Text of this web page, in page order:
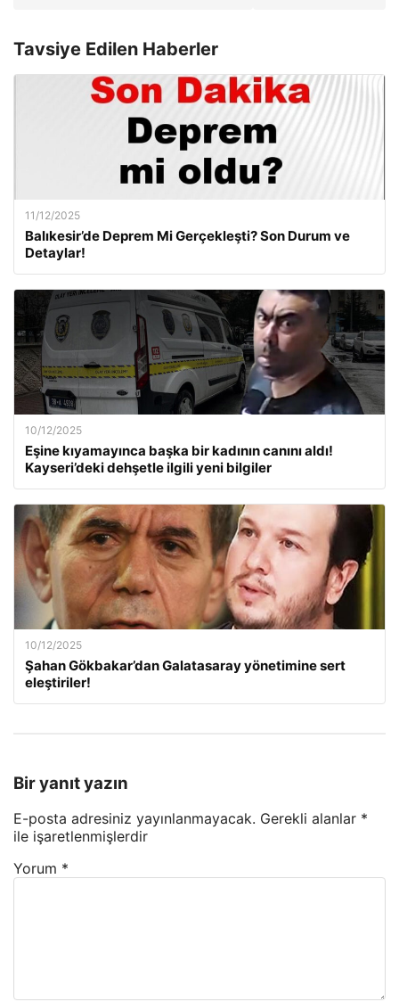
Tavsiye Edilen Haberler
11/12/2025
Balıkesir’de Deprem Mi Gerçekleşti? Son Durum ve
Detaylar!
10/12/2025
Eşine kıyamayınca başka bir kadının canını aldı!
Kayseri’deki dehşetle ilgili yeni bilgiler
10/12/2025
Şahan Gökbakar’dan Galatasaray yönetimine sert
eleştiriler!
Bir yanıt yazın
E-posta adresiniz yayınlanmayacak. Gerekli alanlar *
ile işaretlenmişlerdir
Yorum *